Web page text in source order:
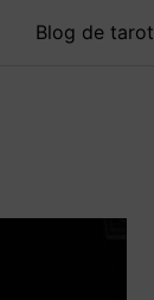
Blog de tarot